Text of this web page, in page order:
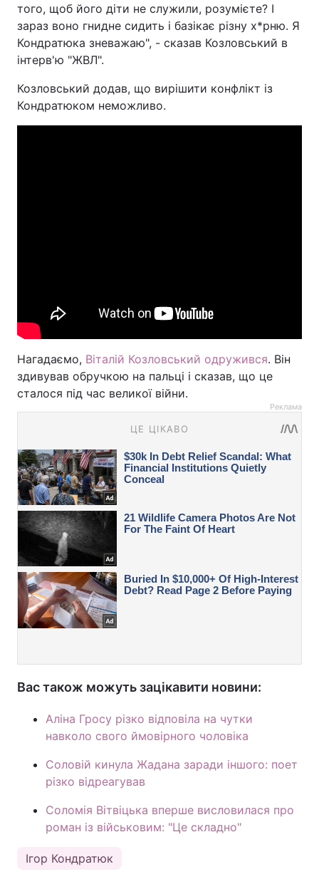
того, щоб його діти не служили, розумієте? І
зараз воно гнидне сидить і базікає різну х*рню. Я
Кондратюка зневажаю", - сказав Козловський в
інтерв'ю "ЖВЛ".
Козловський додав, що вирішити конфлікт із
Кондратюком неможливо.
Нагадаємо, Віталій Козловський одружився. Він
здивував обручкою на пальці і сказав, що це
сталося під час великої війни.
Реклама
Вас також можуть зацікавити новини:
Аліна Гросу різко відповіла на чутки
навколо свого ймовірного чоловіка
Соловій кинула Жадана заради іншого: поет
різко відреагував
Соломія Вітвіцька вперше висловилася про
роман із військовим: "Це складно"
Ігор Кондратюк